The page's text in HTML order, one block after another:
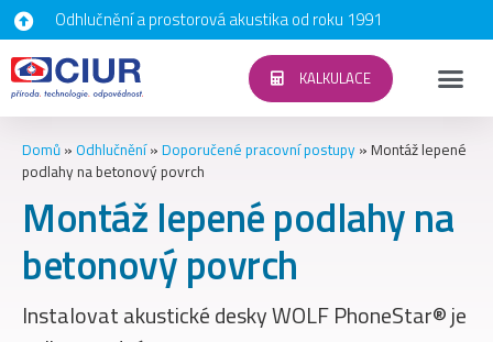
Odhlučnění a prostorová akustika od roku 1991
KALKULACE
Domů » Odhlučnění» Doporučené pracovní postupy » Montáž lepené
podlahy na betonový povrch
Montáž lepené podlahy na
betonový povrch
Instalovat akustické desky WOLF PhoneStar® je